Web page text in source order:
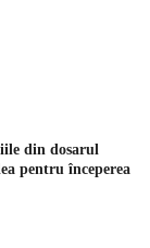
din dosarul
pentru începerea